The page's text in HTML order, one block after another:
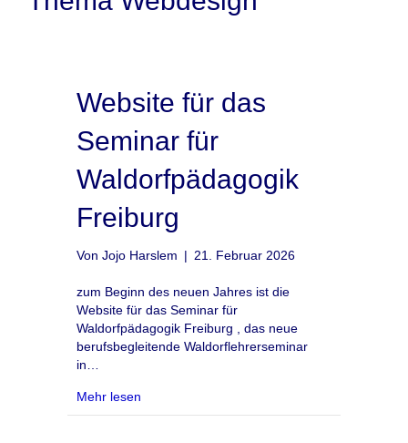
Website für das
Seminar für
Waldorfpädagogik
Freiburg
Von Jojo Harslem | 21. Februar 2026
zum Beginn des neuen Jahres ist die
Website für das Seminar für
Waldorfpädagogik Freiburg , das neue
berufsbegleitende Waldorflehrerseminar
in…
Mehr lesen